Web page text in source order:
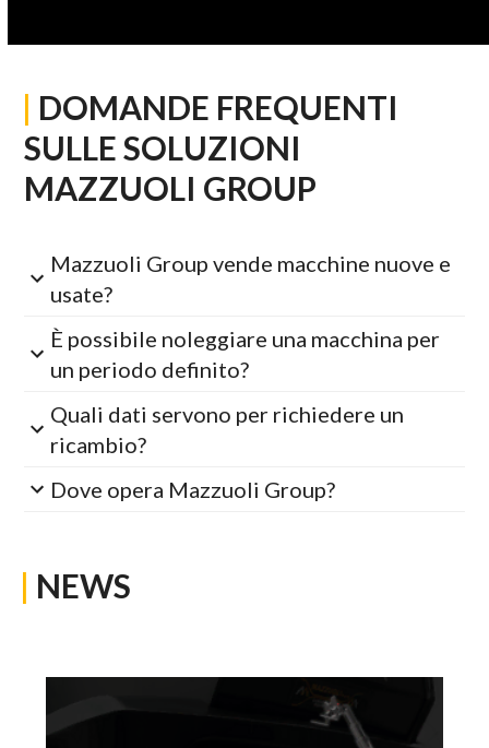
| DOMANDE FREQUENTI
SULLE SOLUZIONI
MAZZUOLI GROUP
Mazzuoli Group vende macchine nuove e
usate?
È possibile noleggiare una macchina per
un periodo definito?
Quali dati servono per richiedere un
ricambio?
Dove opera Mazzuoli Group?
| NEWS